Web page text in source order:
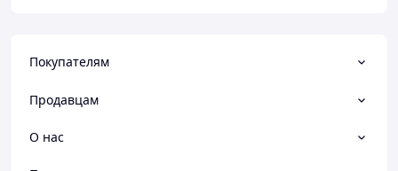
Покупателям
Продавцам
О нас